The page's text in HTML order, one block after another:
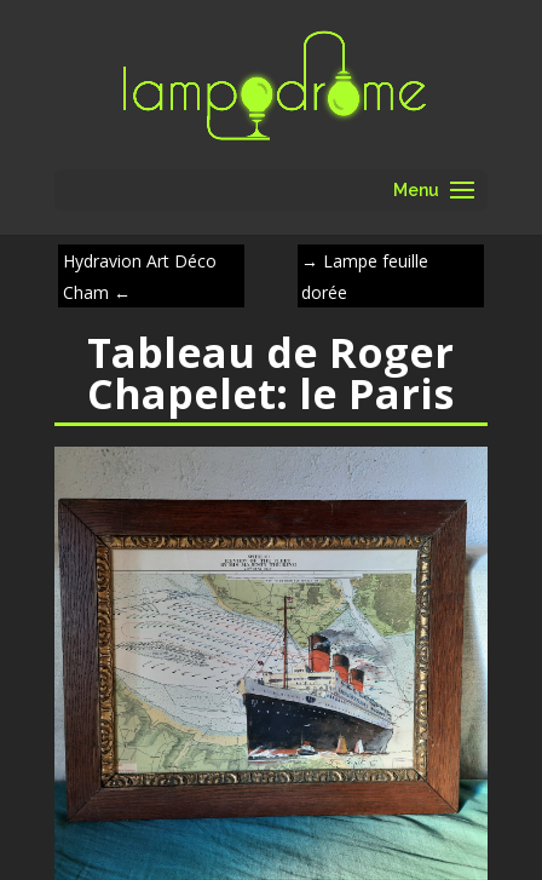
Menu
Hydravion Art Déco
Cham ←
→ Lampe feuille
dorée
Tableau de Roger
Chapelet: le Paris